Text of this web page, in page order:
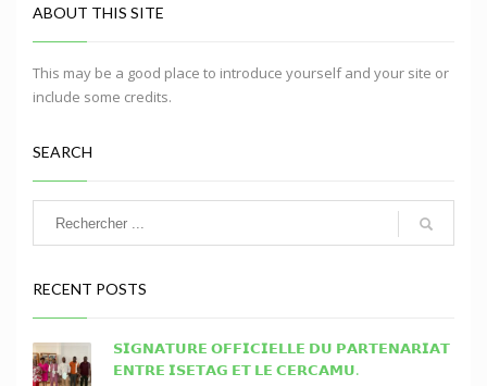
ABOUT THIS SITE
This may be a good place to introduce yourself and your site or
include some credits.
SEARCH
RECENT POSTS
𝗦𝗜𝗚𝗡𝗔𝗧𝗨𝗥𝗘 𝗢𝗙𝗙𝗜𝗖𝗜𝗘𝗟𝗟𝗘 𝗗𝗨 𝗣𝗔𝗥𝗧𝗘𝗡𝗔𝗥𝗜𝗔𝗧
𝗘𝗡𝗧𝗥𝗘 𝗜𝗦𝗘𝗧𝗔𝗚 𝗘𝗧 𝗟𝗘 𝗖𝗘𝗥𝗖𝗔𝗠𝗨.